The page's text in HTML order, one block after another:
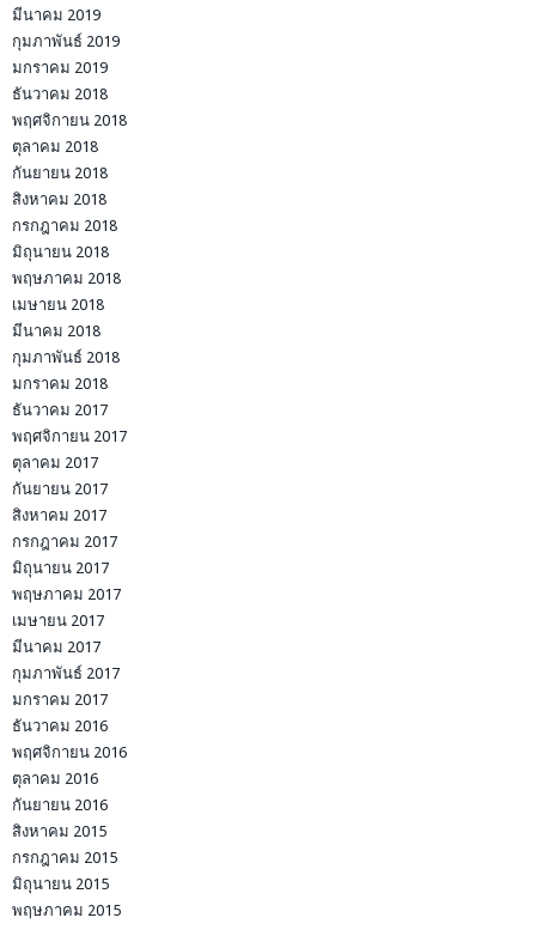
มีนาคม 2019
กุมภาพันธ์ 2019
มกราคม 2019
ธันวาคม 2018
พฤศจิกายน 2018
ตุลาคม 2018
กันยายน 2018
สิงหาคม 2018
กรกฎาคม 2018
มิถุนายน 2018
พฤษภาคม 2018
เมษายน 2018
มีนาคม 2018
กุมภาพันธ์ 2018
มกราคม 2018
ธันวาคม 2017
พฤศจิกายน 2017
ตุลาคม 2017
กันยายน 2017
สิงหาคม 2017
กรกฎาคม 2017
มิถุนายน 2017
พฤษภาคม 2017
เมษายน 2017
มีนาคม 2017
กุมภาพันธ์ 2017
มกราคม 2017
ธันวาคม 2016
พฤศจิกายน 2016
ตุลาคม 2016
กันยายน 2016
สิงหาคม 2015
กรกฎาคม 2015
มิถุนายน 2015
พฤษภาคม 2015